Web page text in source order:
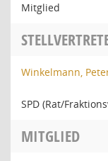
Mitglied
Winkelmann,
SPD (Rat/
MITGLIED